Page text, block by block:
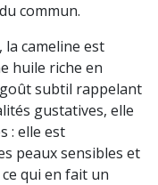
commun.
cameline est
huile riche en
subtil rappelant
gustatives, elle
: elle est
peaux sensibles et
qui en fait un